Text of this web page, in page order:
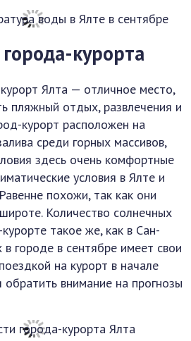
курорта
Ялта — отличное место,
пляжный отдых, развлечения и
курорт расположен на
среди горных массивов,
здесь очень комфортные
условия в Ялте и
похожи, так как они
Количество солнечных
такое же, как в Сан-
городе в сентябре имеет свои
на курорт в начале
внимание на прогнозы